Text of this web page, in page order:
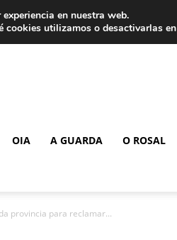
OIA A GUARDA O ROSAL
provincia para reclamar...
en nuestra web.
cookies utilizamos o desactivarlas en